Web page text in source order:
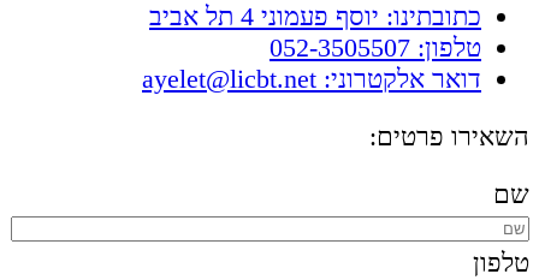
כתובתינו: יוסף פעמוני 4 תל אביב
טלפון: 052-3505507
דואר אלקטרוני: ayelet@licbt.net
השאירו פרטים:
שם
טלפון